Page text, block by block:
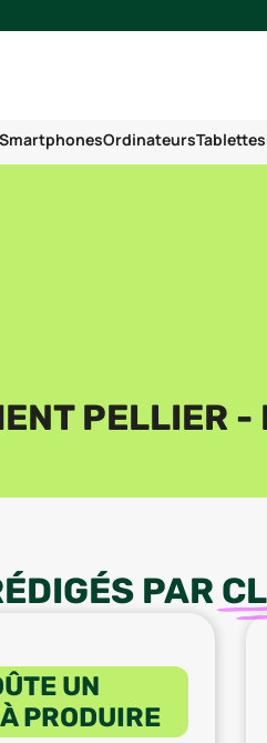
SmartphonesOrdinateursTablettes
PELLIER -
PAR
UN
PRODUIRE